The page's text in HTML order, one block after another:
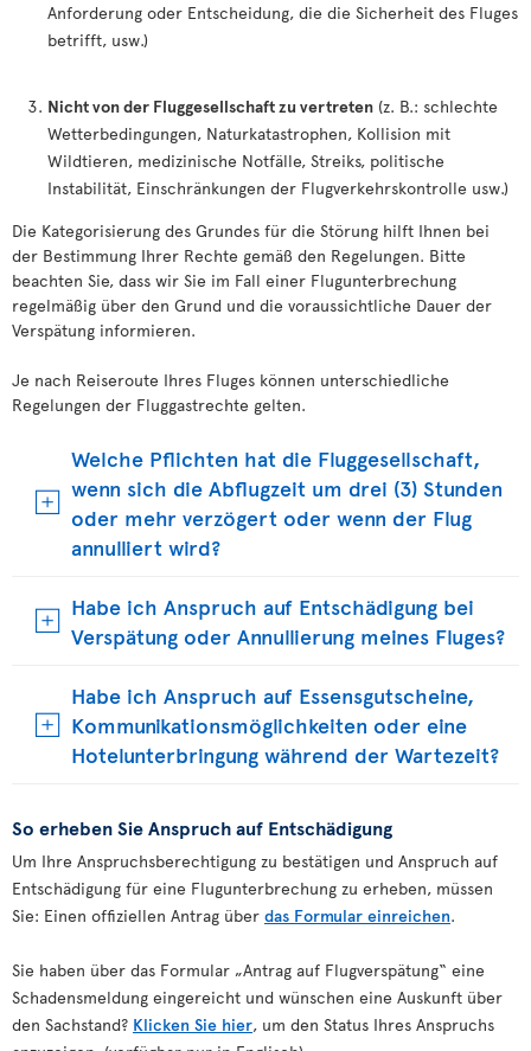
Anforderung oder Entscheidung, die die Sicherheit des Fluges
betrifft, usw.)
Nicht von der Fluggesellschaft zu vertreten (z. B.: schlechte
Wetterbedingungen, Naturkatastrophen, Kollision mit
Wildtieren, medizinische Notfälle, Streiks, politische
Instabilität, Einschränkungen der Flugverkehrskontrolle usw.)
Die Kategorisierung des Grundes für die Störung hilft Ihnen bei
der Bestimmung Ihrer Rechte gemäß den Regelungen. Bitte
beachten Sie, dass wir Sie im Fall einer Flugunterbrechung
regelmäßig über den Grund und die voraussichtliche Dauer der
Verspätung informieren.
Je nach Reiseroute Ihres Fluges können unterschiedliche
Regelungen der Fluggastrechte gelten.
Welche Pflichten hat die Fluggesellschaft,
wenn sich die Abflugzeit um drei (3) Stunden
oder mehr verzögert oder wenn der Flug
annulliert wird?
Habe ich Anspruch auf Entschädigung bei
Verspätung oder Annullierung meines Fluges?
Habe ich Anspruch auf Essensgutscheine,
Kommunikationsmöglichkeiten oder eine
Hotelunterbringung während der Wartezeit?
So erheben Sie Anspruch auf Entschädigung
Um Ihre Anspruchsberechtigung zu bestätigen und Anspruch auf
Entschädigung für eine Flugunterbrechung zu erheben, müssen
Sie: Einen offiziellen Antrag über das Formular einreichen.
Sie haben über das Formular „Antrag auf Flugverspätung“ eine
Schadensmeldung eingereicht und wünschen eine Auskunft über
den Sachstand? Klicken Sie hier, um den Status Ihres Anspruchs